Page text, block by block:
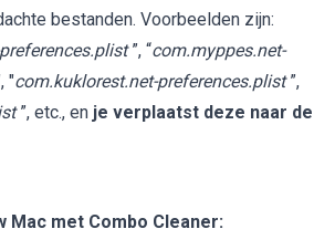
bestanden. Voorbeelden zijn:
”, “com.myppes.net-
"com.kuklorest.net-preferences.plist ”,
”, etc., en je verplaatst deze naar de
Mac met Combo Cleaner: